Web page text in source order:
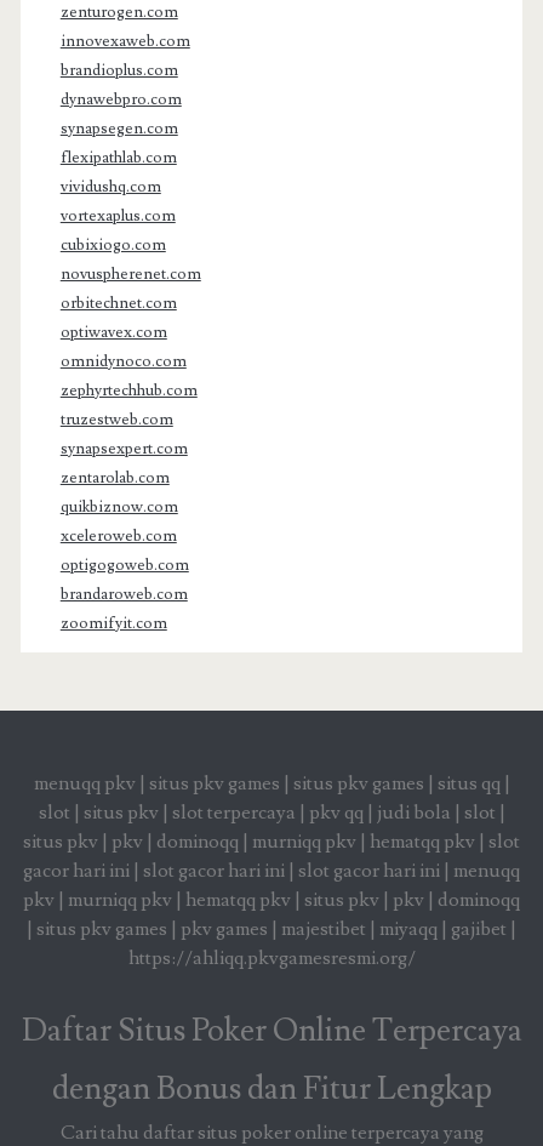
zenturogen.com
innovexaweb.com
brandioplus.com
dynawebpro.com
synapsegen.com
flexipathlab.com
vividushq.com
vortexaplus.com
cubixiogo.com
novuspherenet.com
orbitechnet.com
optiwavex.com
omnidynoco.com
zephyrtechhub.com
truzestweb.com
synapsexpert.com
zentarolab.com
quikbiznow.com
xceleroweb.com
optigogoweb.com
brandaroweb.com
zoomifyit.com
menuqq pkv| situs pkv games | situs pkv games | situs qq |
slot | situs pkv| slot terpercaya | pkv qq | judi bola | slot |
situs pkv | pkv | dominoqq | murniqq pkv | hematqq pkv | slot
gacor hari ini | slot gacor hari ini | slot gacor hari ini | menuqq
pkv | murniqq pkv | hematqq pkv | situs pkv | pkv | dominoqq
| situs pkv games | pkv games | majestibet | miyaqq | gajibet |
https://ahliqq.pkvgamesresmi.org/
Daftar Situs Poker Online Terpercaya
dengan Bonus dan Fitur Lengkap
Cari tahu daftar situs poker online terpercaya yang